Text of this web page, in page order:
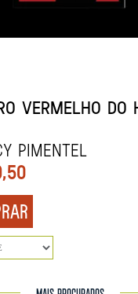
VERMELHO DO
Pimentel